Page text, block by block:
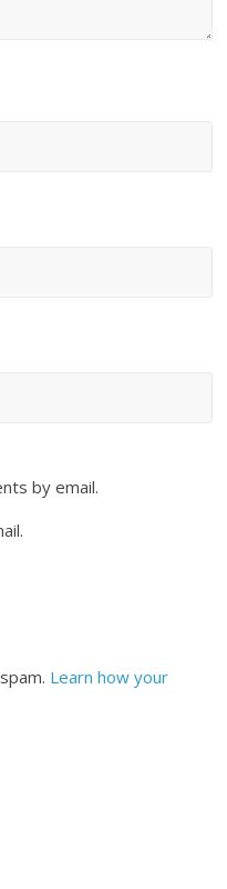
by email.
Learn how your